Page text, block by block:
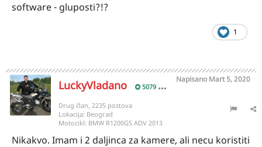
software - gluposti?!?
1
LuckyVladano 5079
Napisano Mart 5, 2020
Drug član, 2235 postova
Lokacija: Beograd
Motocikl: BMW R1200GS ADV 2013
Nikakvo. Imam i 2 daljinca za kamere, ali necu koristiti